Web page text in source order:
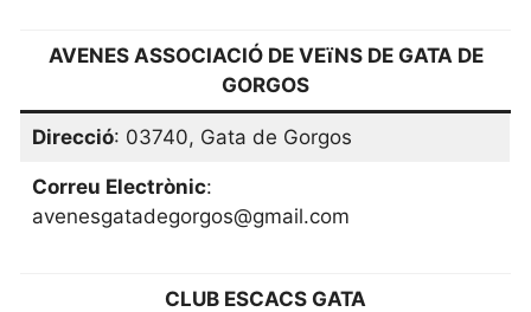
AVENES ASSOCIACIÓ DE VEïNS DE GATA DE
GORGOS
Direcció: 03740, Gata de Gorgos
Correu Electrònic:
avenesgatadegorgos@gmail.com
CLUB ESCACS GATA